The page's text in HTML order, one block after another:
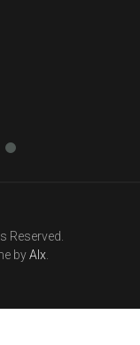
Reserved.
byAlx